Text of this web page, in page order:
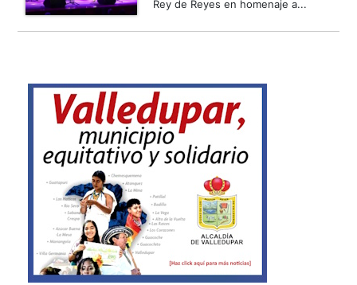
Rey de Reyes en homenaje a...